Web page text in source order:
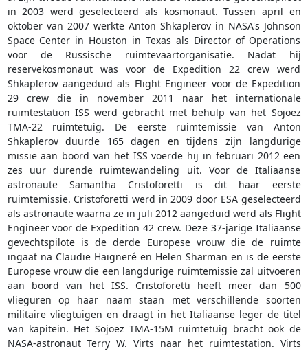
in 2003 werd geselecteerd als kosmonaut. Tussen april en
oktober van 2007 werkte Anton Shkaplerov in NASA's Johnson
Space Center in Houston in Texas als Director of Operations
voor de Russische ruimtevaartorganisatie. Nadat hij
reservekosmonaut was voor de Expedition 22 crew werd
Shkaplerov aangeduid als Flight Engineer voor de Expedition
29 crew die in november 2011 naar het internationale
ruimtestation ISS werd gebracht met behulp van het Sojoez
TMA-22 ruimtetuig. De eerste ruimtemissie van Anton
Shkaplerov duurde 165 dagen en tijdens zijn langdurige
missie aan boord van het ISS voerde hij in februari 2012 een
zes uur durende ruimtewandeling uit. Voor de Italiaanse
astronaute Samantha Cristoforetti is dit haar eerste
ruimtemissie. Cristoforetti werd in 2009 door ESA geselecteerd
als astronaute waarna ze in juli 2012 aangeduid werd als Flight
Engineer voor de Expedition 42 crew. Deze 37-jarige Italiaanse
gevechtspilote is de derde Europese vrouw die de ruimte
ingaat na Claudie Haigneré en Helen Sharman en is de eerste
Europese vrouw die een langdurige ruimtemissie zal uitvoeren
aan boord van het ISS. Cristoforetti heeft meer dan 500
vlieguren op haar naam staan met verschillende soorten
militaire vliegtuigen en draagt in het Italiaanse leger de titel
van kapitein. Het Sojoez TMA-15M ruimtetuig bracht ook de
NASA-astronaut Terry W. Virts naar het ruimtestation. Virts